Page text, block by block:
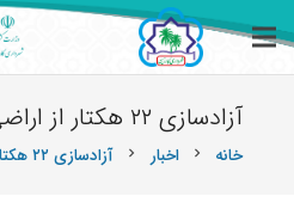
آزادسازی ۲۲ هکتار از اراضی ملی در قیروکارزین
خانه chevron_right اخبار chevron_right آزادسازی ۲۲ هکتار از اراضی ملی در قیروکارزین